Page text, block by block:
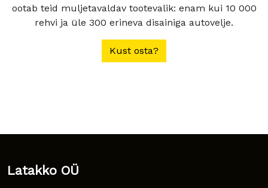
ootab teid muljetavaldav tootevalik: enam kui 10 000
rehvi ja üle 300 erineva disainiga autovelje.
Kust osta?
Latakko OÜ